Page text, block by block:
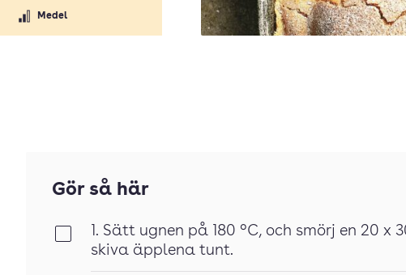
Medel
Gör så här
1. Sätt ugnen på 180 °C, och smörj en 20
skiva äpplena tunt.